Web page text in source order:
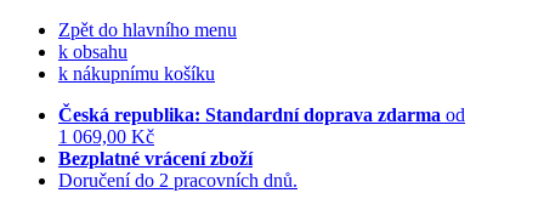
Zpět do hlavního menu
k obsahu
k nákupnímu košíku
Česká republika: Standardní doprava zdarma od
1 069,00 Kč
Bezplatné vrácení zboží
Doručení do 2 pracovních dnů.